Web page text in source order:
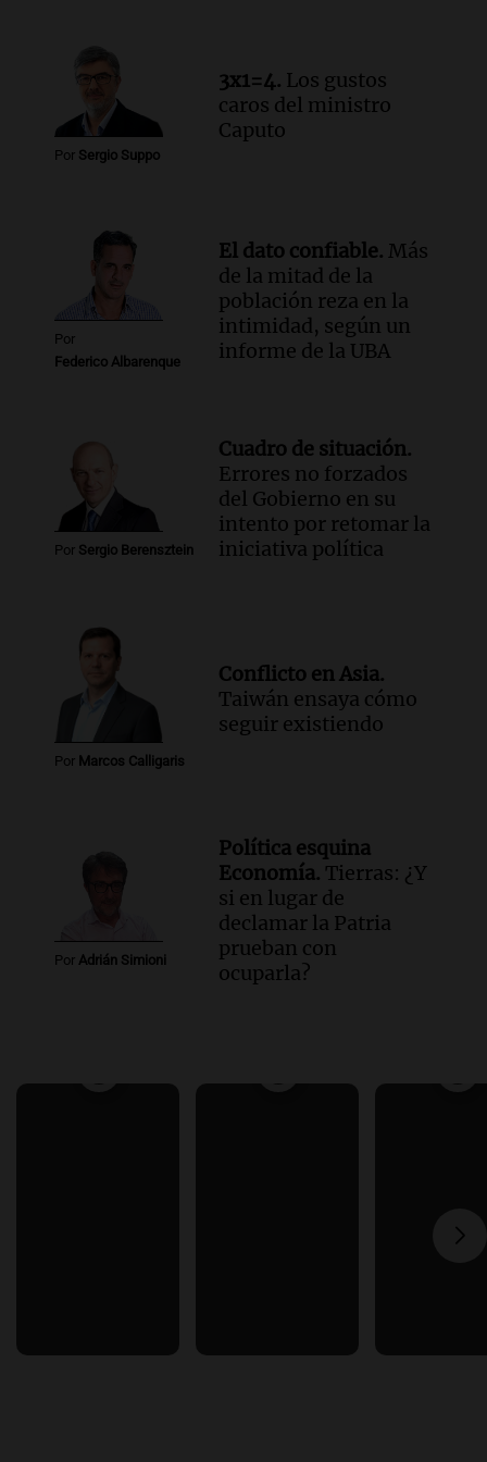
todos tenían algo que ver"
Una mañana para todos
Episodios
Audio.Una nutricionista derribó el mito
del desayuno ideal: qué alimentos
Episodios
Por Sergio Suppo
3x1=4. Los gustos
caros del ministro
Caputo
Por
Federico Albarenque
El dato confiable. Más
de la mitad de la
población reza en la
intimidad, según un
informe de la UBA
Por Sergio Berensztein
Cuadro de situación.
Errores no forzados
del Gobierno en su
intento por retomar la
iniciativa política
Por Marcos Calligaris
Conflicto en Asia.
Taiwán ensaya cómo
seguir existiendo
Por Adrián Simioni
Política esquina
Economía. Tierras: ¿Y
si en lugar de
declamar la Patria
prueban con
ocuparla?